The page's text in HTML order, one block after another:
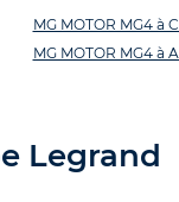
MG MOTOR MG4 à
MG MOTOR MG4 à
Legrand